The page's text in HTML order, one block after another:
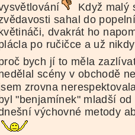
Když malý
sahal do
dvakrát ho
po ručičce a už
bych jí to měla
scény v obchodě
zrovna
"benjamínek" mladší
výchovné metody